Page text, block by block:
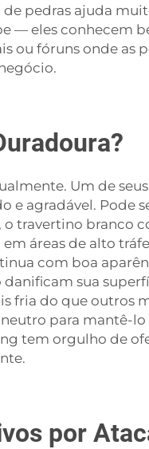
pedras ajuda
— eles conhecem
ou fóruns onde as
Um de
agradável. Pode
travertino branco
áreas de alto
com boa
sua
fria do que outros
para mantê-
tem orgulho de
por